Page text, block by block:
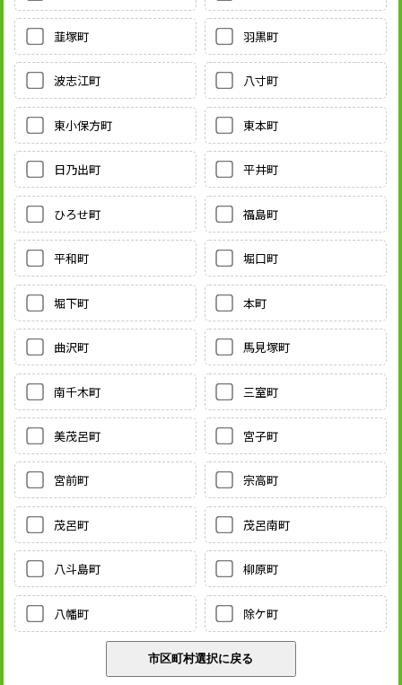
韮塚町 羽黒町
波志江町 八寸町
東小保方町 東本町
日乃出町 平井町
ひろせ町 福島町
平和町 堀口町
堀下町 本町
曲沢町 馬見塚町
南千木町 三室町
美茂呂町 宮子町
宮前町 宗高町
茂呂町 茂呂南町
八斗島町 柳原町
八幡町 除ケ町